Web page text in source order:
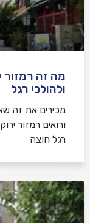
מה זה רמזור
ולהולכי רגל
מכירים את זה
ורואים רמזור
רגל חוצה